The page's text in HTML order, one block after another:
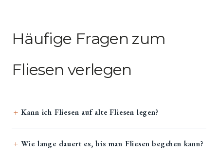
Häufige Fragen zum
Fliesen verlegen
Kann ich Fliesen auf alte Fliesen legen?
Wie lange dauert es, bis man Fliesen begehen kann?